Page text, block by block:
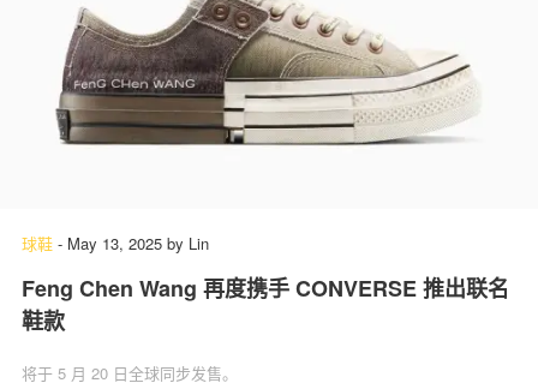
球鞋 - May 13, 2025 by Lin
Feng Chen Wang 再度携手 CONVERSE 推出联名
鞋款
将于 5 月 20 日全球同步发售。